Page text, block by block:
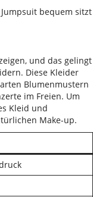
bequem sitzt
und das gelingt
Diese Kleider
Blumenmustern
im Freien. Um
Kleid und
Make-up.